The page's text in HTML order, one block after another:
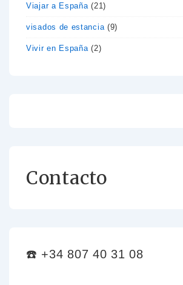
Viajar a España (21)
visados de estancia (9)
Vivir en España (2)
Contacto
☎️ +34 807 40 31 08